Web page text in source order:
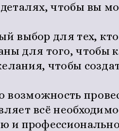
чтобы вы
выбор для тех,
для того, чтобы
чтобы
всё
и